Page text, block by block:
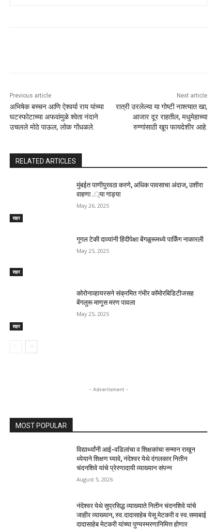
Previous article
अभिषेक बच्चन आणि ऐश्वर्या राय यांच्या
घटस्फोटाच्या अफवांमुळे श्वेता नंदाने
उचलले मोठे पाऊल, लोक गोंधळले.
Next article
रात्री उरलेल्या या गोष्टी नाश्त्यात खा,
आजार दूर राहतील, मधुमेहाच्या
रुग्णांसाठी खूप फायदेशीर आहे.
RELATED ARTICLES
शहर
मुंबईत पाणीपुरवठा करणे, अधिक पावसाचा अंदाज, उशीरा
वाहणा .्या गाड्या
May 26, 2025
शहर
गूगल टेकी दाव्यांनी हिंदीपेक्षा बेंगळुरूमध्ये पार्किंग नाकारली
May 25, 2025
शहर
कोरोनाव्हायरसने संक्रमित गंभीर कॉमोरबिडिटीजसह
बेंगलुरू माणूस मरण पावला
May 25, 2025
- Advertisment -
MOST POPULAR
विद्यार्थ्यांनी आई-वडिलांचा व शिक्षकांचा सन्मान राखून
ध्येयाने शिक्षण घ्यावे, नंदेश्वर येथे दंगलकार नितीन
चंदनशिवे यांचे प्रेरणादायी व्याख्यान संपन्न
August 5, 2026
नंदेश्वर येथे सुप्रसिद्ध व्याख्याते नितीन चंदनशिवे यांचे
जाहीर व्याख्यान, स्व.दादासाहेब येसू मेटकरी व स्व.समाबाई
दादासाहेब मेटकरी यांच्या पुण्यस्मरणानिमित्त होणार